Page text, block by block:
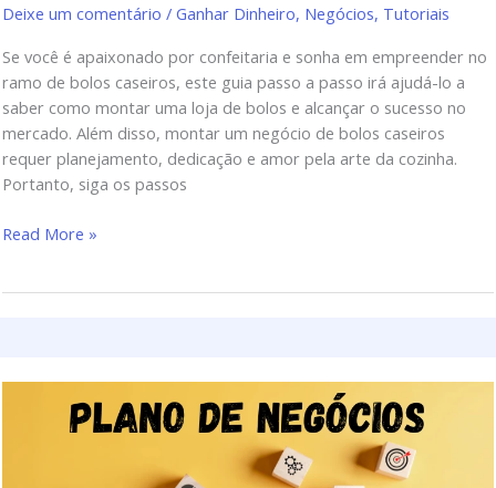
Deixe um comentário /Ganhar Dinheiro, Negócios, Tutoriais
Se você é apaixonado por confeitaria e sonha em empreender no
ramo de bolos caseiros, este guia passo a passo irá ajudá-lo a
saber como montar uma loja de bolos e alcançar o sucesso no
mercado. Além disso, montar um negócio de bolos caseiros
requer planejamento, dedicação e amor pela arte da cozinha.
Portanto, siga os passos
Read More »